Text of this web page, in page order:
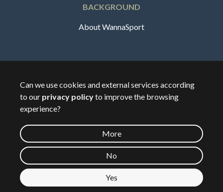
BACKGROUND
About WannaSport
🇸🇪Sverige
©2026Wannasport.dk
Private data
Can we use cookies and external services according
to our privacy policyto improve the browsing
experience?
More
No
Yes